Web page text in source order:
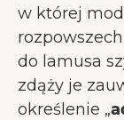
w której
do lamusa
zdąży je
określenie „